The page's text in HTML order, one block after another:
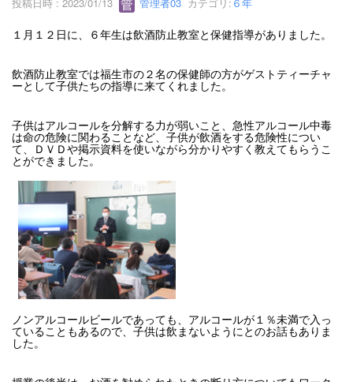
投稿日時 : 2023/01/13 管理者03 カテゴリ: ６年
１月１２日に、６年生は飲酒防止教室と保健指導がありました。
飲酒防止教室では福生市の２名の保健師の方がゲストティーチャ
ーとして子供たちの指導に来てくれました。
子供はアルコールを分解する力が弱いこと、急性アルコール中毒
は命の危険に関わることなど、子供が飲酒をする危険性につい
て、ＤＶＤや掲示資料を使いながら分かりやすく教えてもらうこ
とができました。
ノンアルコールビールであっても、アルコールが１％未満で入っ
ていることもあるので、子供は飲まないようにとのお話もありま
した。